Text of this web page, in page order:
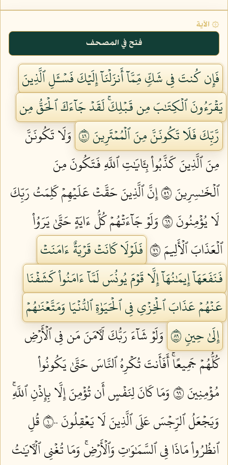
۞ الآية
فتح في المصحف
فَإِن كُنتَ فِي شَكّٖ مِّمَّآ أَنزَلۡنَآ إِلَيۡكَ فَسۡـَٔلِ ٱلَّذِينَ
يَقۡرَءُونَ ٱلۡكِتَٰبَ مِن قَبۡلِكَۚ لَقَدۡ جَآءَكَ ٱلۡحَقُّ مِن
رَّبِّكَ فَلَا تَكُونَنَّ مِنَ ٱلۡمُمۡتَرِينَ ٩٤
وَلَا تَكُونَنَّ
مِنَ ٱلَّذِينَ كَذَّبُواْ بِـَٔايَٰتِ ٱللَّهِ فَتَكُونَ مِنَ
ٱلۡخَٰسِرِينَ ٩٥
إِنَّ ٱلَّذِينَ حَقَّتۡ عَلَيۡهِمۡ كَلِمَتُ رَبِّكَ
لَا يُؤۡمِنُونَ ٩٦
وَلَوۡ جَآءَتۡهُمۡ كُلُّ ءَايَةٍ حَتَّىٰ يَرَوُاْ
ٱلۡعَذَابَ ٱلۡأَلِيمَ ٩٧
فَلَوۡلَا كَانَتۡ قَرۡيَةٌ ءَامَنَتۡ
فَنَفَعَهَآ إِيمَٰنُهَآ إِلَّا قَوۡمَ يُونُسَ لَمَّآ ءَامَنُواْ كَشَفۡنَا
عَنۡهُمۡ عَذَابَ ٱلۡخِزۡيِ فِي ٱلۡحَيَوٰةِ ٱلدُّنۡيَا وَمَتَّعۡنَٰهُمۡ
إِلَىٰ حِينٖ ٩٨
وَلَوۡ شَآءَ رَبُّكَ لَأٓمَنَ مَن فِي ٱلۡأَرۡضِ
كُلُّهُمۡ جَمِيعًاۚ أَفَأَنتَ تُكۡرِهُ ٱلنَّاسَ حَتَّىٰ يَكُونُواْ
مُؤۡمِنِينَ ٩٩
وَمَا كَانَ لِنَفۡسٍ أَن تُؤۡمِنَ إِلَّا بِإِذۡنِ ٱللَّهِۚ
وَيَجۡعَلُ ٱلرِّجۡسَ عَلَى ٱلَّذِينَ لَا يَعۡقِلُونَ ١٠٠
قُلِ
ٱنظُرُواْ مَاذَا فِي ٱلسَّمَٰوَٰتِ وَٱلۡأَرۡضِۚ وَمَا تُغۡنِي ٱلۡأٓيَٰتُ